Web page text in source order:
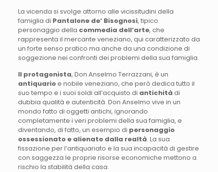
La vicenda si svolge attorno alle vicissitudini della
famiglia di Pantalone de’ Bisognosi, tipico
personaggio della commedia dell’arte, che
rappresenta il mercante veneziano, qui caratterizzato da
un forte senso pratico ma anche da una condizione di
soggezione nei confronti dei problemi della sua famiglia.
Il protagonista, Don Anselmo Terrazzani, è un
antiquarioe nobile veneziano, che però dedica tutto il
suo tempo e i suoi soldi all’acquisto di antichità di
dubbia qualità e autenticità. Don Anselmo vive in un
mondo fatto di oggetti antichi, ignorando
completamente i veri problemi della sua famiglia, e
diventando, di fatto, un esempio di personaggio
ossessionato e alienato dalla realtà. La sua
fissazione per l’antiquariato e la sua incapacità di gestire
con saggezza le proprie risorse economiche mettono a
rischio la stabilità della casa.